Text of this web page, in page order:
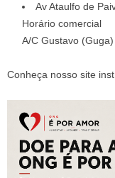
Av Ataulfo de
Horário comercial
A/C Gustavo (Guga)
Conheça nosso site